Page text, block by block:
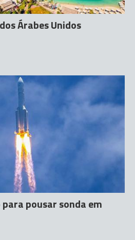
Árabes Unidos
pousar sonda em